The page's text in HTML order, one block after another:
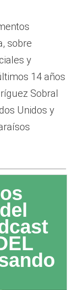
sobre
y
14 años
Sobral
Unidos y